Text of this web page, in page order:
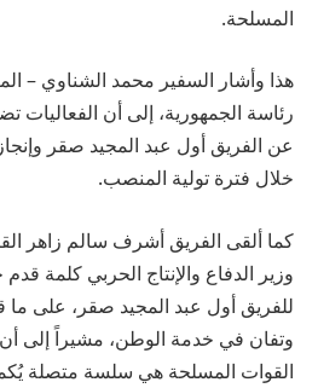
المسلحة.
هذا وأشار السفير محمد الشناوي –
رئاسة الجمهورية، إلى أن
عن الفريق أول عبد المجيد صقر
خلال فترة تولية المنصب.
كما ألقى الفريق أشرف سالم زاهر
وزير الدفاع والإنتاج الحربي كلمة قدم
للفريق أول عبد المجيد صقر، على
وتفان في خدمة الوطن، مشيراً إلى
القوات المسلحة هي سلسة متصلة